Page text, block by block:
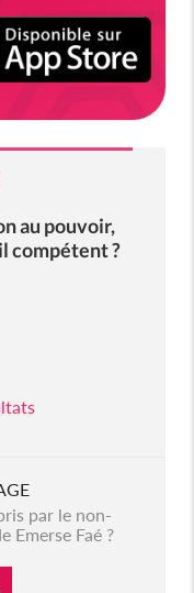
au pouvoir,
compétent ?
par le non-
Emerse Faé ?